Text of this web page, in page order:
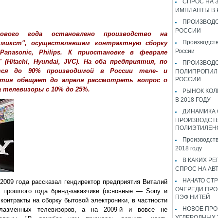
года остановлено производство на
осуществлявшем контрактную сборку
Philips. К приостановке в феврале
Hyundai, JVC). На оба предприятия, по
до 90% производимой в России теле- и
обещает до апреля рассмотреть вопрос о
с 10% до 25%.
года рассказал гендиректор предприятия Виталий
года бренд-заказчики (основные — Sony и
на сборку бытовой электроники, в частности
телевизоров, а на 2009-й и вовсе не
СПРОС НА
ИМПЛАНТЫ В
РОССИИ
России
РОССИИ
РЫНОК
В 2018 ГОДУ
ДИНАМИКА
2018 году
В КАКИХ
СПРОС НА
НАЧАТО
ОЧЕРЕДИ
ПЭФ НИТЕЙ
НОВОЕ